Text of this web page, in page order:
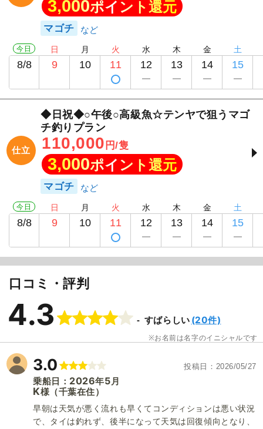
3,000ポイント還元
マゴチ
今日
8/8
日
9
月
10
火
11
水
12
木
13
金
14
土
15
仕立
◆日祝◆○午後○高級魚☆テンヤで狙うマゴ
チ釣りプラン
110,000 円/隻
3,000ポイント還元
マゴチ
今日
8/8
日
9
月
10
火
11
水
12
木
13
金
14
土
15
口コミ・評判
4.3 すばらしい (20件)
お名前は名字のイニシャルです
3.0 投稿日 2026/05/27
乗船日： 2026年5月
K様 （千葉在住）
早朝は天気が悪く流れも早くてコンディションは悪い状況
で、タイは釣れず、後半になって天気は回復傾向となり、